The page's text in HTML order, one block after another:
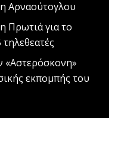
Αρναούτογλου
Πρωτιά για το
«Αστερόσκονη»
εκπομπής του